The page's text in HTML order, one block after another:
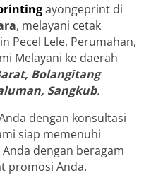
ayongeprint di
, melayani cetak
Pecel Lele, Perumahan,
Melayani ke daerah
Bolangitang
Sangkub.
dengan konsultasi
siap memenuhi
dengan beragam
promosi Anda.